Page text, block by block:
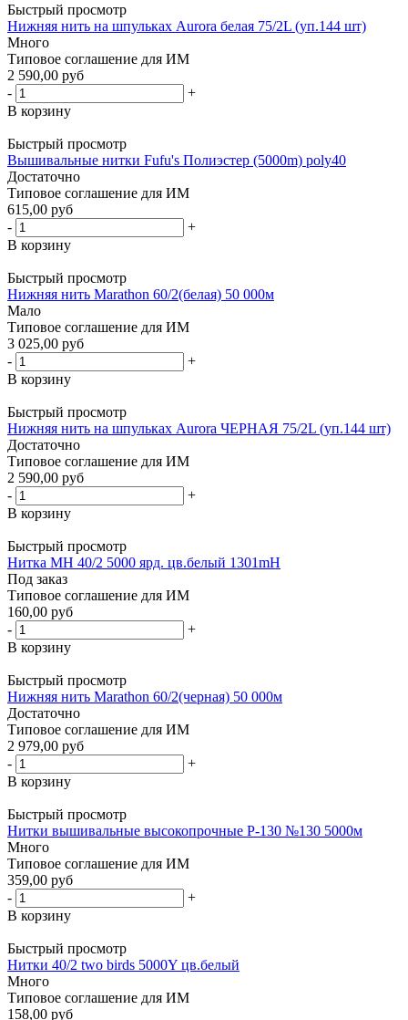
Быстрый просмотр
Нижняя нить на шпульках Aurora белая 75/2L (уп.144 шт)
Много
Типовое соглашение для ИМ
2 590,00 руб
-
+
В корзину
Быстрый просмотр
Вышивальные нитки Fufu's Полиэстер (5000m) poly40
Достаточно
Типовое соглашение для ИМ
615,00 руб
-
+
В корзину
Быстрый просмотр
Нижняя нить Marathon 60/2(белая) 50 000м
Мало
Типовое соглашение для ИМ
3 025,00 руб
-
+
В корзину
Быстрый просмотр
Нижняя нить на шпульках Aurora ЧЕРНАЯ 75/2L (уп.144 шт)
Достаточно
Типовое соглашение для ИМ
2 590,00 руб
-
+
В корзину
Быстрый просмотр
Нитка МН 40/2 5000 ярд. цв.белый 1301mH
Под заказ
Типовое соглашение для ИМ
160,00 руб
-
+
В корзину
Быстрый просмотр
Нижняя нить Marathon 60/2(черная) 50 000м
Достаточно
Типовое соглашение для ИМ
2 979,00 руб
-
+
В корзину
Быстрый просмотр
Нитки вышивальные высокопрочные Р-130 №130 5000м
Много
Типовое соглашение для ИМ
359,00 руб
-
+
В корзину
Быстрый просмотр
Нитки 40/2 two birds 5000Y цв.белый
Много
Типовое соглашение для ИМ
158,00 руб